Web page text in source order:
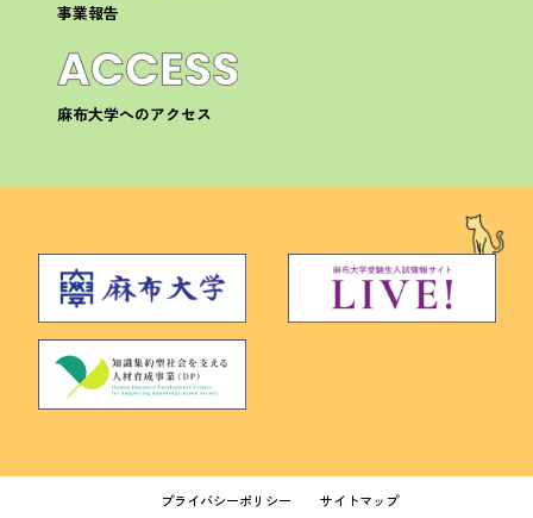
事業報告
麻布大学へのアクセス
プライバシーポリシー サイトマップ